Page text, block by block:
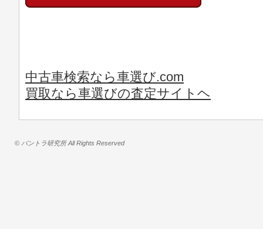
中古車検索なら車選び.com
買取なら車選びの査定サイトヘ
© バントラ研究所 All Rights Reserved